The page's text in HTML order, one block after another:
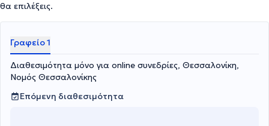
θα επιλέξεις.
Γραφείο 1
Διαθεσιμότητα μόνο για online συνεδρίες, Θεσσαλονίκη,
Νομός Θεσσαλονίκης
Επόμενη διαθεσιμότητα